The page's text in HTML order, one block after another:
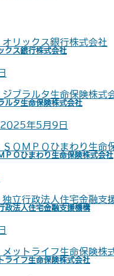
クス銀行株式会社
ルタ生命保険株式会社
2025年5月9日
ＰＯひまわり生命保険株式会社
政法人住宅金融支援機構
ライフ生命保険株式会社